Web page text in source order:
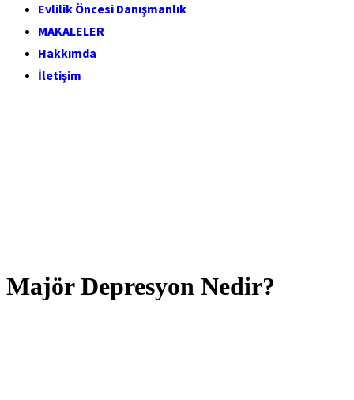
Evlilik Öncesi Danışmanlık
MAKALELER
Hakkımda
İletişim
Majör Depresyon Nedir?